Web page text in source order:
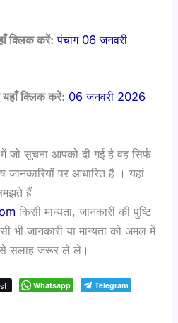
क्लिक करें: पंचाग 06 जनवरी
क्लिक करें: 06 जनवरी 2026
सूचना आपको दी गई है वह सिर्फ
जानकारियों पर आधारित है । यहां
हैं
किसी मान्यता, जानकारी की पुष्टि
भी जानकारी या मान्यता को अमल में
से सलाह जरूर ले ले।
Whatsapp Telegram